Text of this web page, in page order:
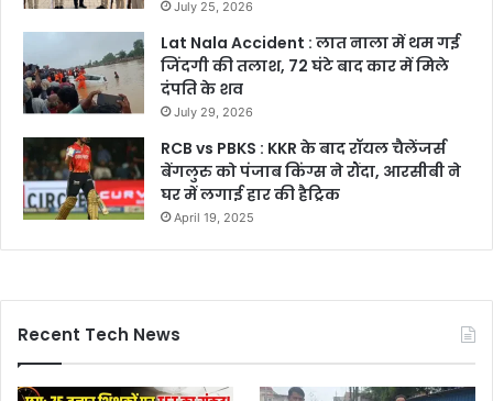
July 25, 2026
Lat Nala Accident : लात नाला में थम गई
जिंदगी की तलाश, 72 घंटे बाद कार में मिले
दंपति के शव
July 29, 2026
RCB vs PBKS : KKR के बाद रॉयल चैलेंजर्स
बेंगलुरु को पंजाब किंग्स ने रौंदा, आरसीबी ने
घर में लगाई हार की हैट्रिक
April 19, 2025
Recent Tech News